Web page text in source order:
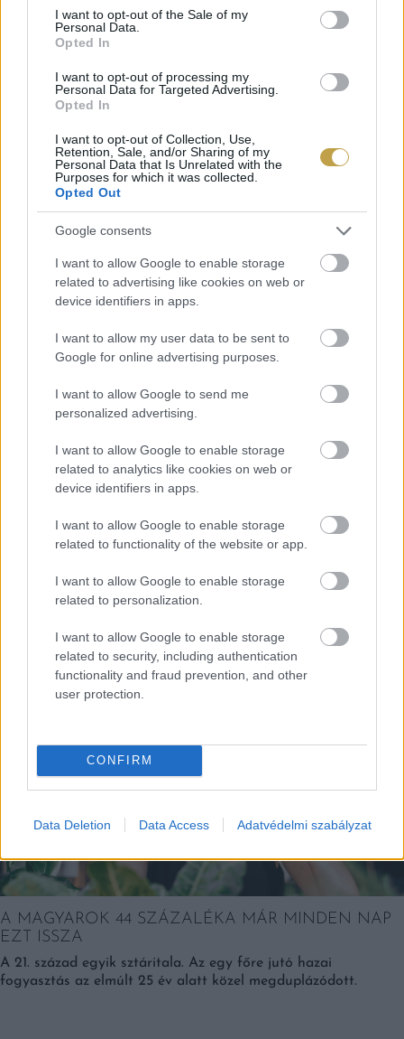
consent section.
I want to opt-out of the Sale of my
Personal Data.
Opted In
I want to opt-out of processing my
Personal Data for Targeted Advertising.
Opted In
I want to opt-out of Collection, Use,
Retention, Sale, and/or Sharing of my
Personal Data that Is Unrelated with the
Purposes for which it was collected.
Opted Out
Google consents
I want to allow Google to enable storage
related to advertising like cookies on web or
device identifiers in apps.
I want to allow my user data to be sent to
Google for online advertising purposes.
I want to allow Google to send me
personalized advertising.
I want to allow Google to enable storage
related to analytics like cookies on web or
device identifiers in apps.
I want to allow Google to enable storage
related to functionality of the website or app.
I want to allow Google to enable storage
related to personalization.
I want to allow Google to enable storage
related to security, including authentication
functionality and fraud prevention, and other
user protection.
CONFIRM
Data Deletion Data Access Adatvédelmi szabályzat
felszolgálási feladat
Tomsons szerezte meg a dán Nina Jensen és a
Címlapfotó: Vince Gála
EZEK IS ÉRDEKELHETNEK
Kortyok
A MAGYAROK 44 SZÁZALÉKA MÁR MINDEN NAP
EZT ISSZA
A 21. század egyik sztáritala. Az egy főre jutó hazai
fogyasztás az elmúlt 25 év alatt közel megduplázódott.